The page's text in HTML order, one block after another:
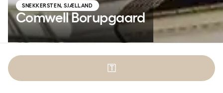
🇹
SNEKKERSTEN, SJÆLLAND
Comwell Borupgaard